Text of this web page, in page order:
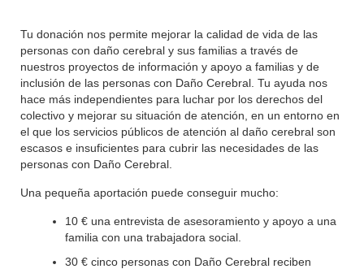
Tu donación nos permite mejorar la calidad de vida de las
personas con daño cerebral y sus familias a través de
nuestros proyectos de información y apoyo a familias y de
inclusión de las personas con Daño Cerebral. Tu ayuda nos
hace más independientes para luchar por los derechos del
colectivo y mejorar su situación de atención, en un entorno en
el que los servicios públicos de atención al daño cerebral son
escasos e insuficientes para cubrir las necesidades de las
personas con Daño Cerebral.
Una pequeña aportación puede conseguir mucho:
10 € una entrevista de asesoramiento y apoyo a una
familia con una trabajadora social.
30 € cinco personas con Daño Cerebral reciben